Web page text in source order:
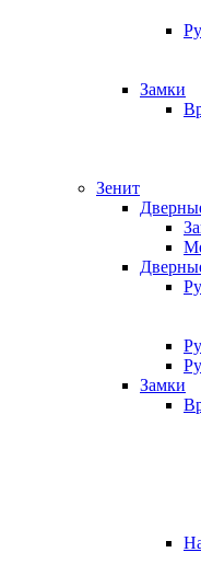
Замки
Зенит
Замки